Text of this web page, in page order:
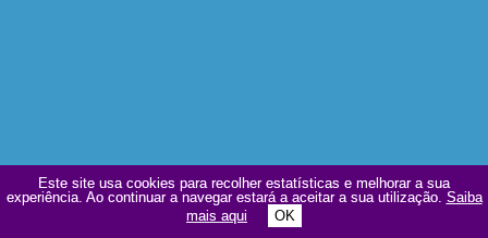
Este site usa cookies para recolher estatísticas e melhorar a sua
experiência. Ao continuar a navegar estará a aceitar a sua utilização. Saiba
mais aqui
OK
Este site usa cookies para recolher estatísticas e melhorar a sua
experiência. Ao continuar a navegar estará a aceitar a sua utilização. Saiba
mais aqui
OK